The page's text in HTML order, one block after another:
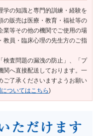
学の知識と専門的訓練・経験を
の販売は医療・教育・福祉等の
業等その他の機関でご使用の場
教員・臨床心理の先生方のご指
検査問題の漏洩の防止」、「プ
関へ直接配送しております。一
ご了承くださいますようお願い
ついてはこちら)